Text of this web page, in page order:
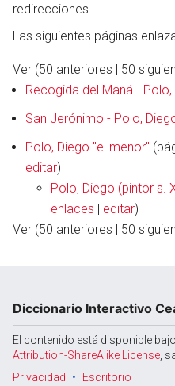
Abrir menú principal
redirecciones
Las siguientes páginas
Ver (50 anteriores | 50
Recogida del Maná - Polo,
San Jerónimo - Polo,
Polo, Diego "el menor"
editar)
Polo, Diego (pintor s.
enlaces | editar)
Ver (50 anteriores | 50
Diccionario Interactivo
El contenido está disponible
Attribution-ShareAlike License ,
Privacidad
Escritorio